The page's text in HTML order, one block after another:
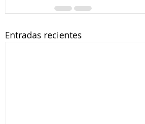
Entradas recientes